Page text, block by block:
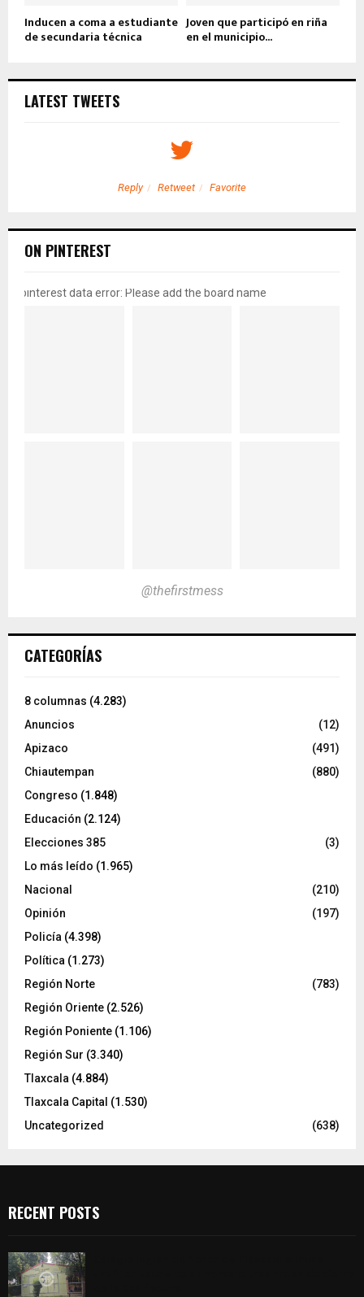
Inducen a coma a estudiante
de secundaria técnica
Joven que participó en riña
en el municipio...
LATEST TWEETS
Reply Retweet Favorite
ON PINTEREST
pinterest data error: Please add the board name
@thefirstmess
CATEGORÍAS
8 columnas (4.283)
Anuncios
(12)
Apizaco
(491)
Chiautempan
(880)
Congreso (1.848)
Educación (2.124)
Elecciones 385
(3)
Lo más leído (1.965)
Nacional
(210)
Opinión
(197)
Policía (4.398)
Política (1.273)
Región Norte
(783)
Región Oriente (2.526)
Región Poniente (1.106)
Región Sur (3.340)
Tlaxcala (4.884)
Tlaxcala Capital (1.530)
Uncategorized
(638)
RECENT POSTS